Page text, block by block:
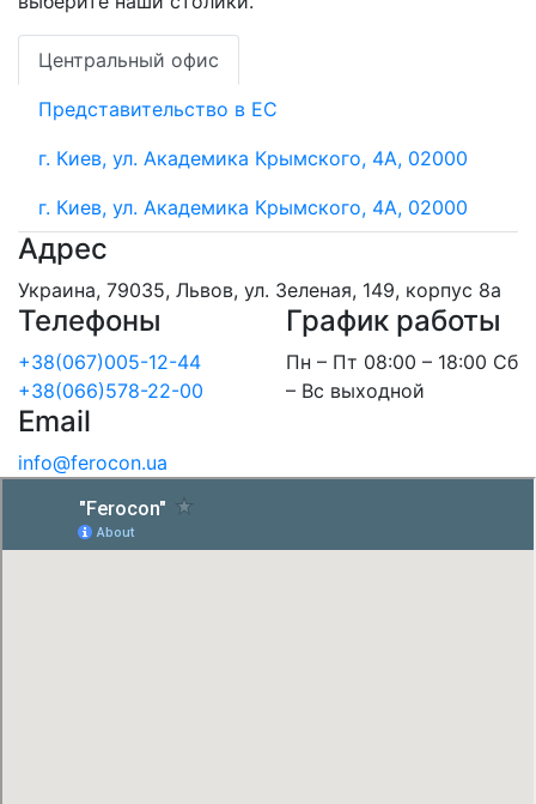
Центральный офис
Представительство в ЕС
г. Киев, ул. Академика Крымского, 4А, 02000
г. Киев, ул. Академика Крымского, 4А, 02000
Адрес
Украина, 79035, Львов, ул. Зеленая, 149, корпус 8а
Телефоны
+38(067)005-12-44
+38(066)578-22-00
График работы
Пн – Пт 08:00 – 18:00 Сб
– Вс выходной
Email
info@ferocon.ua